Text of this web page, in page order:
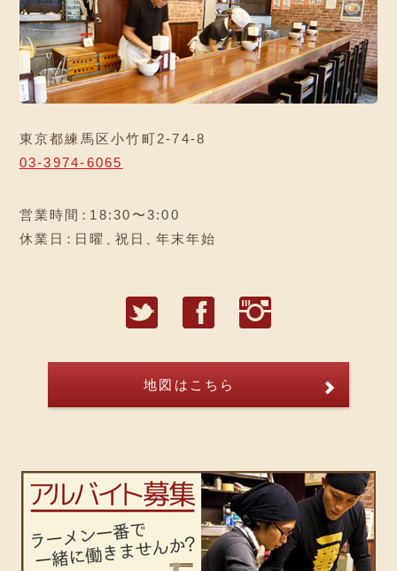
東京都練馬区小竹町2-74-8
03-3974-6065
営業時間 ：18:30〜3:00
休業日 ：日曜 、祝日 、年末年始
T F I
地図はこちら